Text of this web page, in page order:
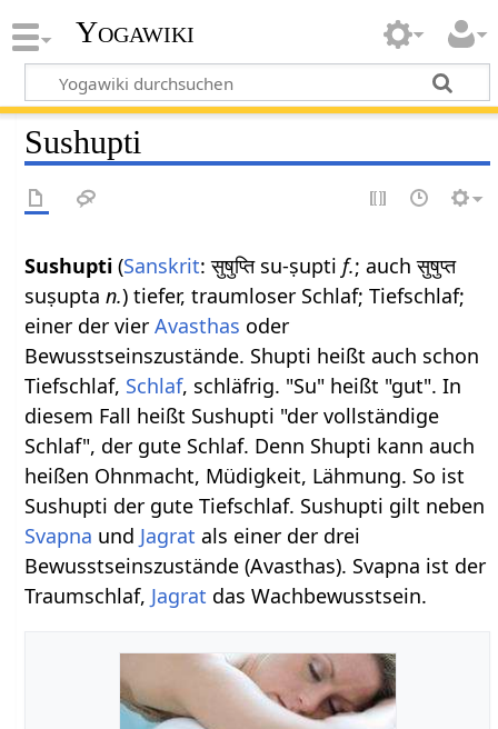
Yogawiki
Sushupti
Sushupti (Sanskrit: सुषुप्ति su-ṣuptif.; auch सुषुप्त
suṣuptan.) tiefer, traumloser Schlaf; Tiefschlaf;
einer der vierAvasthas oder
Bewusstseinszustände. Shupti heißt auch schon
Tiefschlaf, Schlaf, schläfrig. "Su" heißt "gut". In
diesem Fall heißt Sushupti "der vollständige
Schlaf", der gute Schlaf. Denn Shupti kann auch
heißen Ohnmacht, Müdigkeit, Lähmung. So ist
Sushupti der gute Tiefschlaf. Sushupti gilt neben
Svapna und Jagrat als einer der drei
Bewusstseinszustände (Avasthas). Svapna ist der
Traumschlaf, Jagrat das Wachbewusstsein.